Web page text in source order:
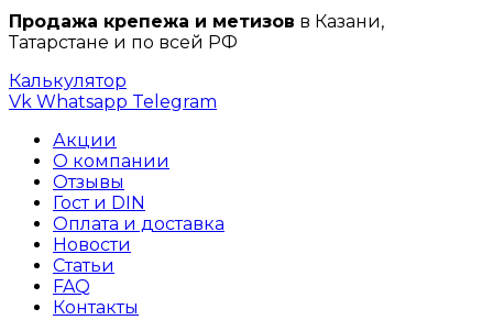
Продажа крепежа и метизов в Казани,
Татарстане и по всей РФ
Калькулятор
Vk Whatsapp Telegram
Акции
О компании
Отзывы
Гост и DIN
Оплата и доставка
Новости
Статьи
FAQ
Контакты